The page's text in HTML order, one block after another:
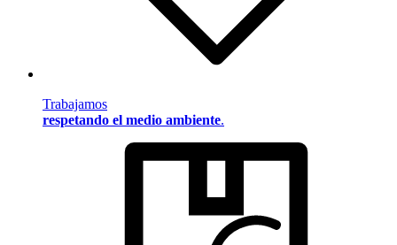
Trabajamos
respetando el medio ambiente.